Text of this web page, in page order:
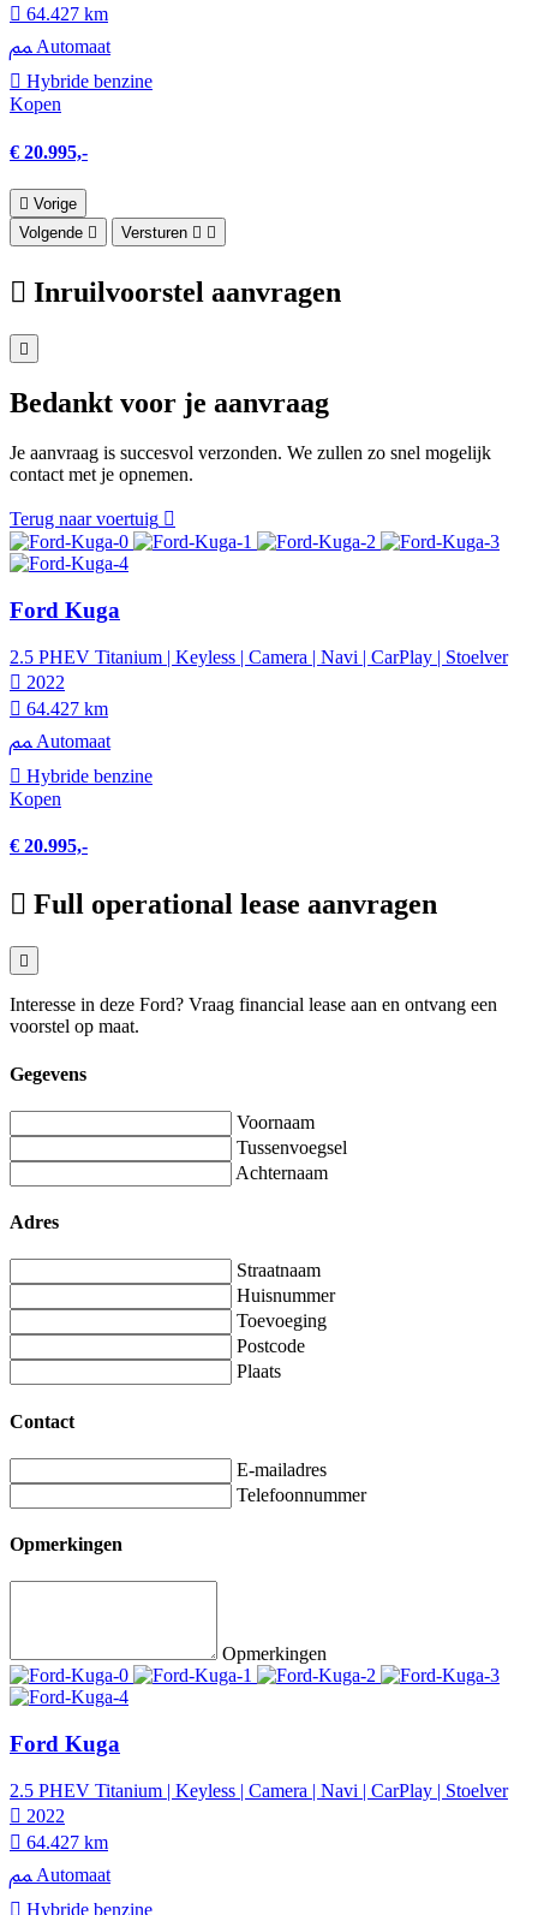
64.427 km
Automaat
Hybride benzine
Kopen
€ 20.995,-
Vorige
Volgende
Versturen
Inruilvoorstel aanvragen
Bedankt voor je aanvraag
Je aanvraag is succesvol verzonden. We zullen zo snel mogelijk
contact met je opnemen.
Terug naar voertuig
Ford Kuga
2.5 PHEV Titanium | Keyless | Camera | Navi | CarPlay | Stoelver
2022
64.427 km
Automaat
Hybride benzine
Kopen
€ 20.995,-
Full operational lease aanvragen
Interesse in deze Ford? Vraag financial lease aan en ontvang een
voorstel op maat.
Gegevens
Voornaam
Tussenvoegsel
Achternaam
Adres
Straatnaam
Huisnummer
Toevoeging
Postcode
Plaats
Contact
E-mailadres
Telefoonnummer
Opmerkingen
Opmerkingen
Ford Kuga
2.5 PHEV Titanium | Keyless | Camera | Navi | CarPlay | Stoelver
2022
64.427 km
Automaat
Hybride benzine